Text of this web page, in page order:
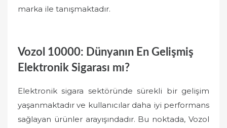
marka ile tanışmaktadır.
Vozol 10000: Dünyanın En Gelişmiş
Elektronik Sigarası mı?
Elektronik sigara sektöründe sürekli bir gelişim
yaşanmaktadır ve kullanıcılar daha iyi performans
sağlayan ürünler arayışındadır. Bu noktada, Vozol